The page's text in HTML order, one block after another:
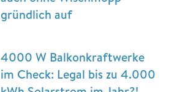
gründlich auf
4000 W Balkonkraftwerke
im Check: Legal bis zu 4.000